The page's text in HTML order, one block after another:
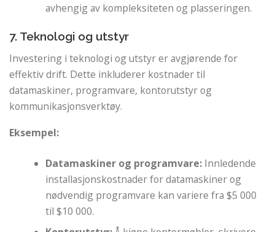
avhengig av kompleksiteten og plasseringen.
7. Teknologi og utstyr
Investering i teknologi og utstyr er avgjørende for
effektiv drift. Dette inkluderer kostnader til
datamaskiner, programvare, kontorutstyr og
kommunikasjonsverktøy.
Eksempel:
Datamaskiner og programvare: Innledende
installasjonskostnader for datamaskiner og
nødvendig programvare kan variere fra $5 000
til $10 000.